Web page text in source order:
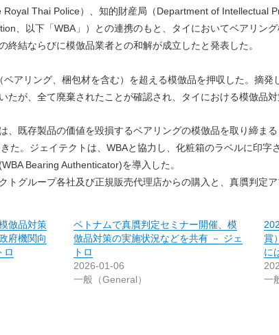
Thai Police）、知的財産局（Department of Intellectual
、以下「WBA」）との連携のもと、タイにおいてベアリン
終結ならびに模倣品業者との和解が成立したと発表した。
アリング、梱包材を含む）を超える模倣品を押収した。摘発
たが、全て廃棄されたことが確認され、タイにおける模倣品
、既存製品の価値を毀損するベアリングの模倣品を取り締ま
た。ジェイテクトは、WBAと協力し、化粧箱のラベルに印字
Bearing Authenticator)を導入した。
トグループ各社及び正規販売代理店からの購入と、真贋判定ア
倣品対策
府機関向
ロ
ベトナムで真贋判定セミナー開催、模
倣品対策の実施状況などを共有 － ジェ
トロ
2026-01-06
一般（General）
賞
に
一